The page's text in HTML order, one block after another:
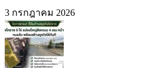
3 กรกฎาคม 2026